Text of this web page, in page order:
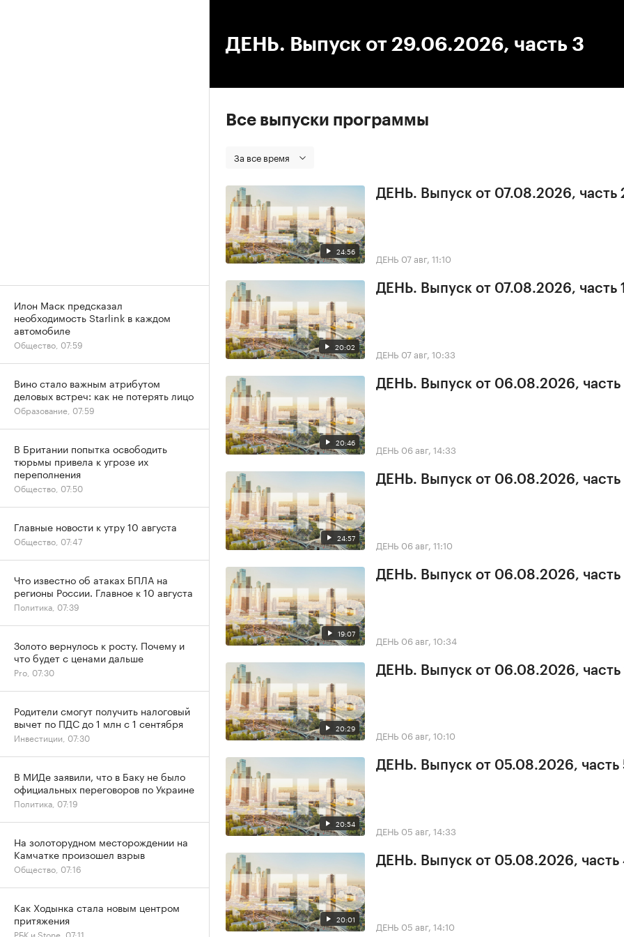
ДЕНЬ. Выпуск от 29.06.2026, часть 3
Все выпуски программы
За все время
24:56
ДЕНЬ. Выпуск от 07.08.2026, часть
ДЕНЬ 07 авг, 11:10
20:02
ДЕНЬ. Выпуск от 07.08.2026, часть 1
ДЕНЬ 07 авг, 10:33
20:46
ДЕНЬ. Выпуск от 06.08.2026, часть
ДЕНЬ 06 авг, 14:33
24:57
ДЕНЬ. Выпуск от 06.08.2026, часть
ДЕНЬ 06 авг, 11:10
19:07
ДЕНЬ. Выпуск от 06.08.2026, часть
ДЕНЬ 06 авг, 10:34
20:29
ДЕНЬ. Выпуск от 06.08.2026, часть
ДЕНЬ 06 авг, 10:10
20:54
ДЕНЬ. Выпуск от 05.08.2026, часть
ДЕНЬ 05 авг, 14:33
20:01
ДЕНЬ. Выпуск от 05.08.2026, часть
ДЕНЬ 05 авг, 14:10
Илон Маск предсказал
необходимость Starlink в каждом
автомобиле
Общество, 07:59
Вино стало важным атрибутом
деловых встреч: как не потерять лицо
Образование, 07:59
В Британии попытка освободить
тюрьмы привела к угрозе их
переполнения
Общество, 07:50
Главные новости к утру 10 августа
Общество, 07:47
Что известно об атаках БПЛА на
регионы России. Главное к 10 августа
Политика, 07:39
Золото вернулось к росту. Почему и
что будет с ценами дальше
Pro, 07:30
Родители смогут получить налоговый
вычет по ПДС до 1 млн с 1 сентября
Инвестиции, 07:30
В МИДе заявили, что в Баку не было
официальных переговоров по Украине
Политика, 07:19
На золоторудном месторождении на
Камчатке произошел взрыв
Общество, 07:16
Как Ходынка стала новым центром
притяжения
РБК и Stone, 07:11